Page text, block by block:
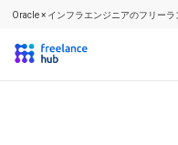
Oracle × インフラエンジニアのフリー